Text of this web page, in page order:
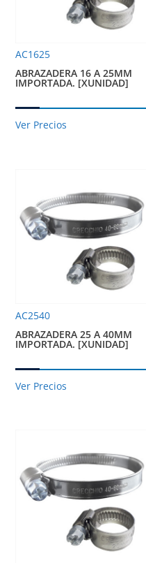
AC1625
ABRAZADERA 16 A 25MM
IMPORTADA. [XUNIDAD]
Ver Precios
AC2540
ABRAZADERA 25 A 40MM
IMPORTADA. [XUNIDAD]
Ver Precios